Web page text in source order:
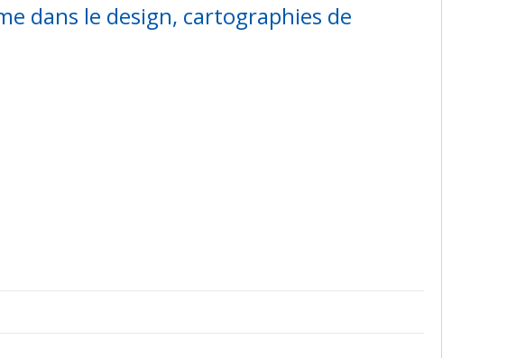
dans le design, cartographies de